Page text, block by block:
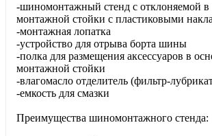
-шиномонтажный стенд с отклоняемой в
монтажной стойки с пластиковыми
-монтажная лопатка
-устройство для отрыва борта шины
-полка для размещения аксессуаров в
монтажной стойки
-влагомасло отделитель (фильтр-
-емкость для смазки
Преимущества шиномонтажного стенда: